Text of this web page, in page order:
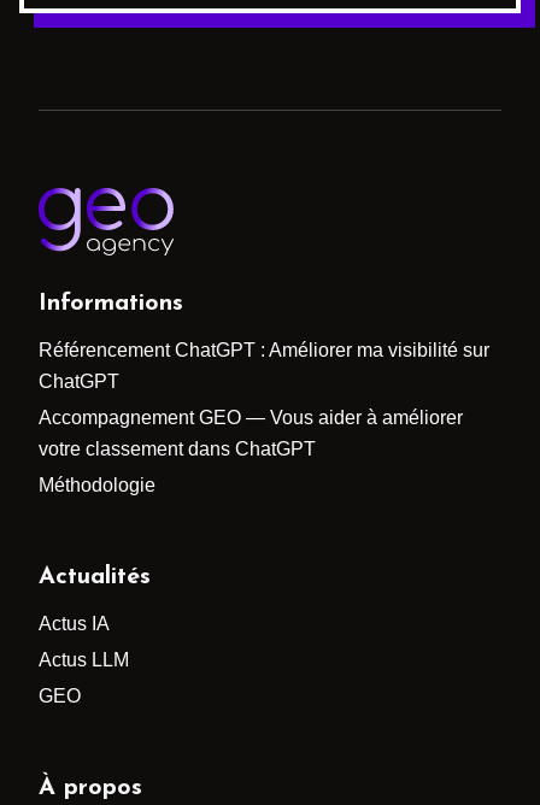
Informations
Référencement ChatGPT : Améliorer ma visibilité sur
ChatGPT
Accompagnement GEO — Vous aider à améliorer
votre classement dans ChatGPT
Méthodologie
Actualités
Actus IA
Actus LLM
GEO
À propos